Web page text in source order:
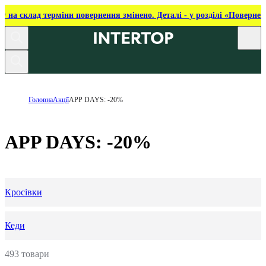
на склад терміни повернення змінено. Деталі - у розділі
ГоловнаАкціїAPP DAYS: -20%
APP DAYS: -20%
Кросівки
Кеди
493 товари